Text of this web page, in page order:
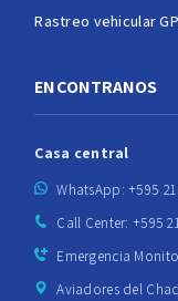
Rastreo vehicular
ENCONTRANOS
Casa central
WhatsApp: +595 21
Call Center: +595
Emergencia
Aviadores del